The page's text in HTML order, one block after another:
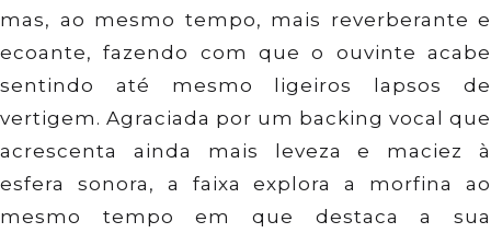
mas, ao mesmo tempo, mais reverberante e
ecoante, fazendo com que o ouvinte acabe
sentindo até mesmo ligeiros lapsos de
vertigem. Agraciada por um backing vocal que
acrescenta ainda mais leveza e maciez à
esfera sonora, a faixa explora a morfina ao
mesmo tempo em que destaca a sua